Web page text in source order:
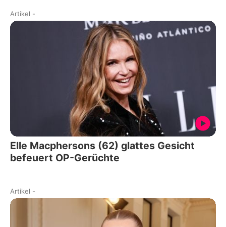
Artikel -
Elle Macphersons (62) glattes Gesicht
befeuert OP-Gerüchte
Artikel -